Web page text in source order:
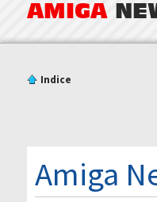
AMIGA
Indice
Amiga